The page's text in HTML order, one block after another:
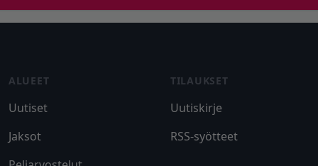
ALUEET
Uutiset
Jaksot
TILAUKSET
Uutiskirje
RSS-syötteet